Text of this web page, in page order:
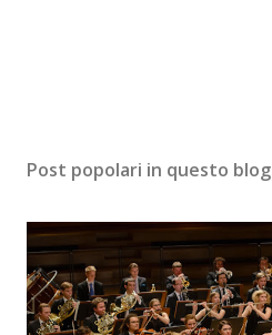
Post popolari in questo blog